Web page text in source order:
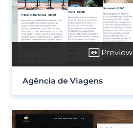
Preview
Agência de Viagens